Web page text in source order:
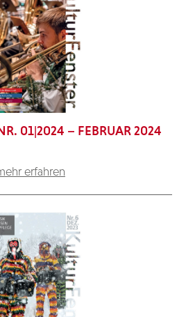
01|2024 – FEBRUAR 2024
erfahren